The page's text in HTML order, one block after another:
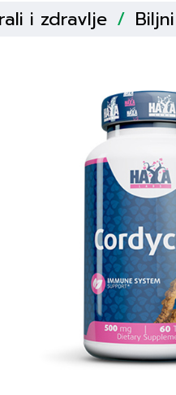
i zdravlje /